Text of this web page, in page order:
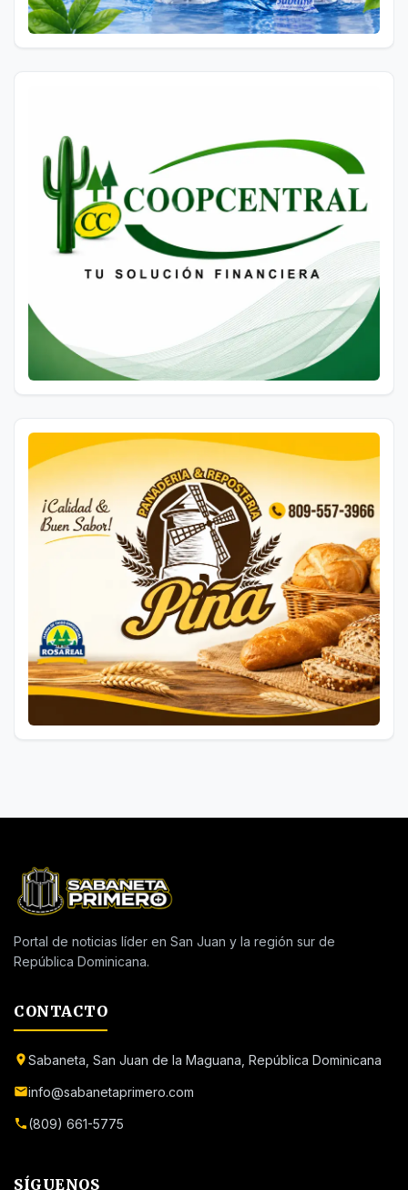
Portal de noticias líder en San Juan y la región sur de
República Dominicana.
CONTACTO
Sabaneta, San Juan de la Maguana, República Dominicana
info@sabanetaprimero.com
(809) 661-5775
SÍGUENOS